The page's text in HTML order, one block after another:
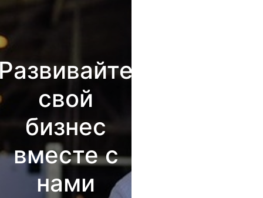
свой
бизнес
вместе с
нами